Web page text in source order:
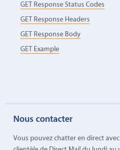
GET Response Status Codes
GET Response Headers
GET Response Body
GET Example
Nous contacter
Vous pouvez chatter en direct avec